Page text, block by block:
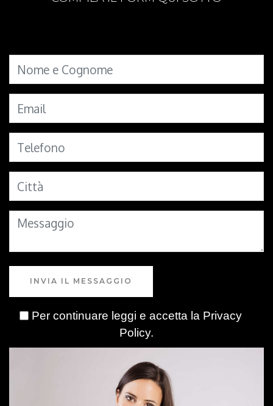
INVIA IL MESSAGGIO
Per continuare leggi e accetta la Privacy
Policy.